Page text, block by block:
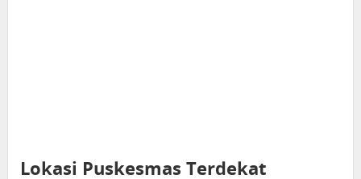
Lokasi Puskesmas Terdekat